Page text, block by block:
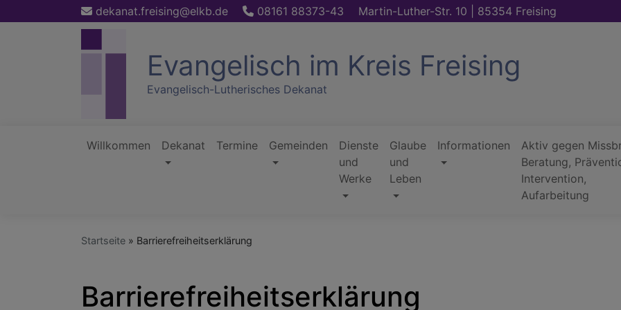
zum
dekanat.freising@elkb.de 08161 88373-43 Martin-Luther-Str. 10 | 85354 Freising
Evangelisch im Kreis Freising
Evangelisch-Lutherisches Dekanat
Willkommen Dekanat Termine Gemeinden
Dienste
und
Werke
Glaube
und
Leben
Informationen
Aktiv gegen
Beratung,
Intervention,
Aufarbeitung
Startseite Barrierefreiheitserklärung
Barrierefreiheitserklärung